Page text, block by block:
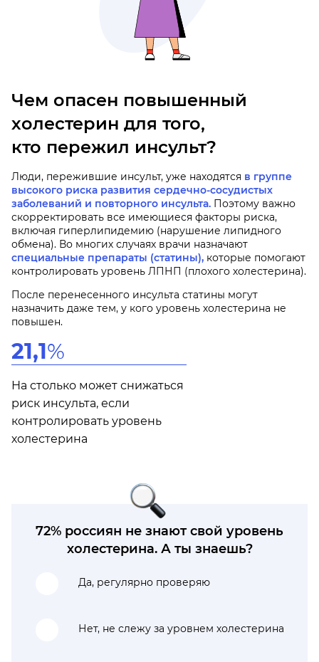
Чем опасен повышенный
холестерин для того,
кто пережил инсульт?
Люди, пережившие инсульт, уже находятся в группе
высокого риска развития сердечно-сосудистых
заболеваний и повторного инсульта. Поэтому важно
скорректировать все имеющиеся факторы риска,
включая гиперлипидемию (нарушение липидного
обмена). Во многих случаях врачи назначают
специальные препараты (статины), которые помогают
контролировать уровень ЛПНП (плохого холестерина).
После перенесенного инсульта статины могут
назначить даже тем, у кого уровень холестерина не
повышен.
21,1%
На столько может снижаться
риск инсульта, если
контролировать уровень
холестерина
72% россиян не знают свой уровень
холестерина. А ты знаешь?
Да, регулярно проверяю
Нет, не слежу за уровнем холестерина